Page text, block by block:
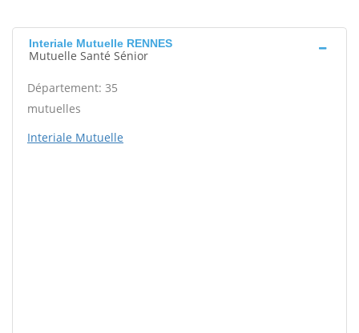
Interiale Mutuelle RENNES
Mutuelle Santé Sénior
Département: 35
mutuelles
Interiale Mutuelle